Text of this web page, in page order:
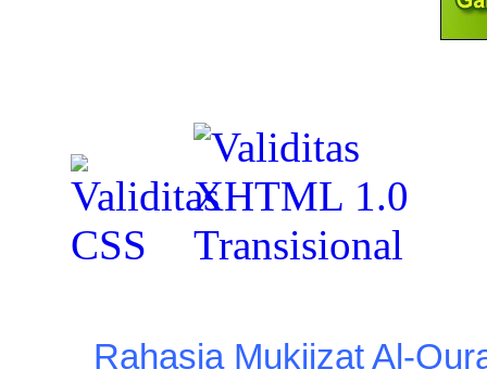
Rahasia Mukjizat Al-